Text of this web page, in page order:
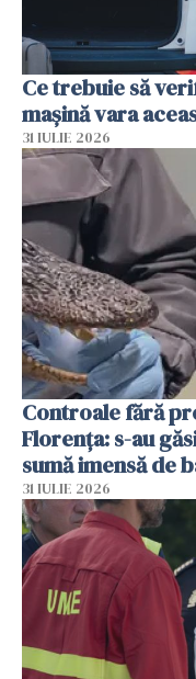
Ce trebuie să
mașină vara
31 IULIE 2026
Controale fără
Florența: s-au
sumă imensă de
31 IULIE 2026